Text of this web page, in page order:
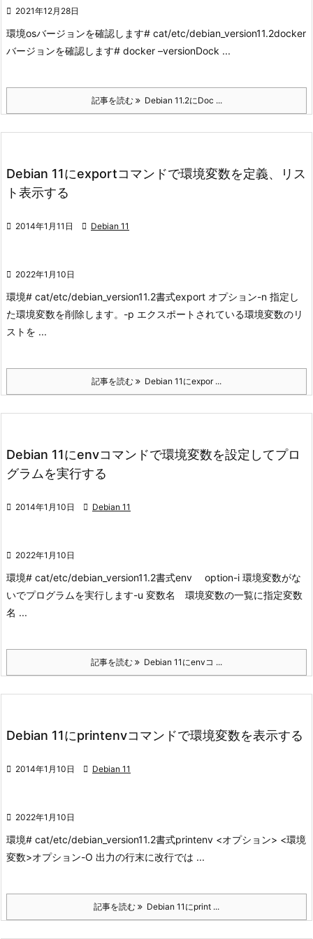
 2021年12月28日
環境osバージョンを確認します# cat/etc/debian_version11.2docker
バージョンを確認します# docker –versionDock ...
記事を読む Debian 11.2にDoc ...
Debian 11にexportコマンドで環境変数を定義、リス
ト表示する
 2014年1月11日  Debian 11
 2022年1月10日
環境# cat/etc/debian_version11.2書式export オプション-n 指定し
た環境変数を削除します。 -p エクスポートされている環境変数のリ
ストを ...
記事を読む Debian 11にexpor ...
Debian 11にenvコマンドで環境変数を設定してプロ
グラムを実行する
 2014年1月10日  Debian 11
 2022年1月10日
環境# cat/etc/debian_version11.2書式env option-i 環境変数がな
いでプログラムを実行します-u 変数名 環境変数の一覧に指定変数
名 ...
記事を読む Debian 11にenvコ ...
Debian 11にprintenvコマンドで環境変数を表示する
 2014年1月10日  Debian 11
 2022年1月10日
環境# cat/etc/debian_version11.2書式printenv <オプション> <環境
変数>オプション-O 出力の行末に改行では ...
記事を読む Debian 11にprint ...